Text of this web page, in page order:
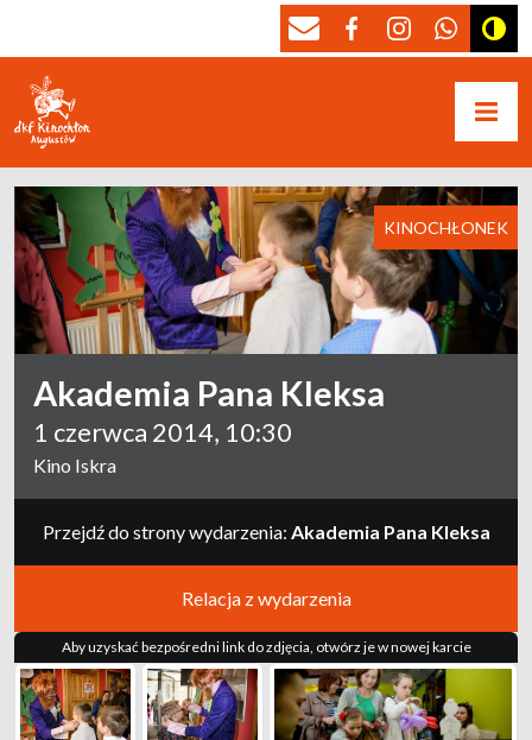
Akademia Pana Kleksa
1 czerwca 2014, 10:30
Kino Iskra
KINOCHŁONEK
Przejdź do strony wydarzenia: Akademia Pana Kleksa
Relacja z wydarzenia
Aby uzyskać bezpośredni link do zdjęcia, otwórz je w nowej karcie